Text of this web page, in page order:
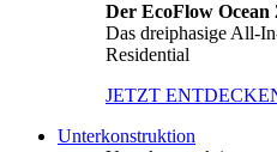
Der EcoFlow Ocean
Das dreiphasige All-
Residential
JETZT
Unterkonstruktion